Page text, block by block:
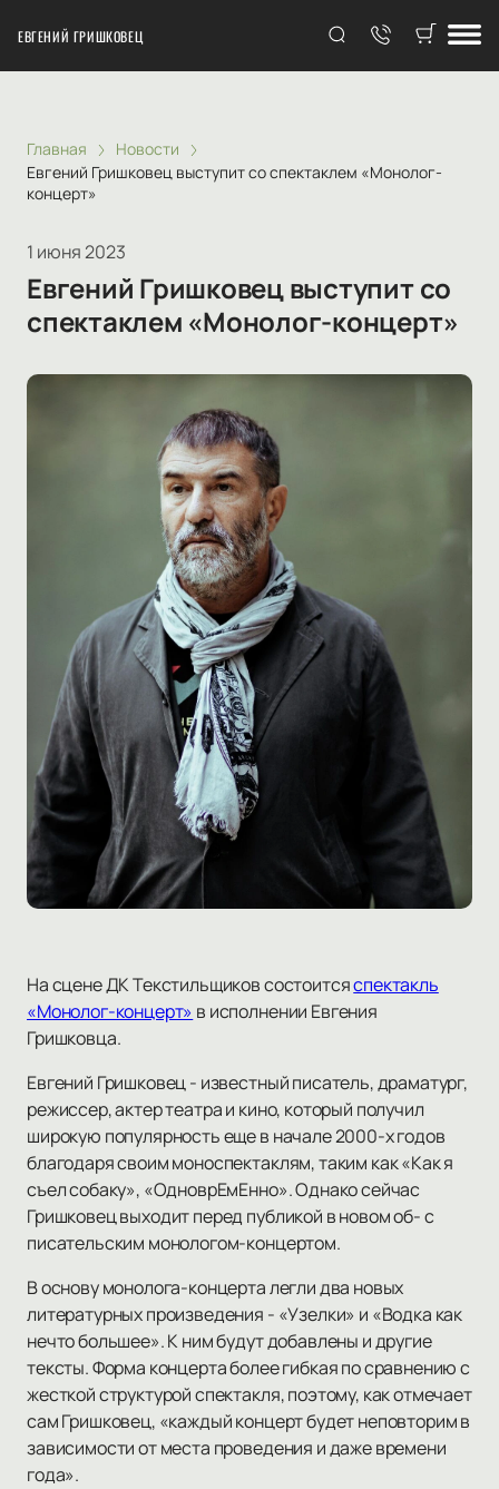
ЕВГЕНИЙ ГРИШКОВЕЦ
Главная
Новости
Евгений Гришковец выступит со спектаклем «Монолог-
концерт»
1 июня 2023
Евгений Гришковец выступит со
спектаклем «Монолог-концерт»
На сцене ДК Текстильщиков состоитсяспектакль
«Монолог-концерт» в исполнении Евгения
Гришковца.
Евгений Гришковец - известный писатель, драматург,
режиссер, актер театра и кино, который получил
широкую популярность еще в начале 2000-х годов
благодаря своим моноспектаклям, таким как «Как я
съел собаку», «ОдноврЕмЕнно». Однако сейчас
Гришковец выходит перед публикой в новом об- с
писательским монологом-концертом.
В основу монолога-концерта легли два новых
литературных произведения - «Узелки» и «Водка как
нечто большее». К ним будут добавлены и другие
тексты. Форма концерта более гибкая по сравнению с
жесткой структурой спектакля, поэтому, как отмечает
сам Гришковец, «каждый концерт будет неповторим в
зависимости от места проведения и даже времени
года».